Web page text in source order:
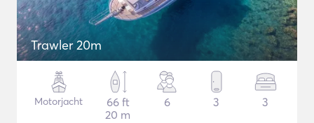
Trawler 20m
Motorjacht
66 ft
20 m
6 3 3